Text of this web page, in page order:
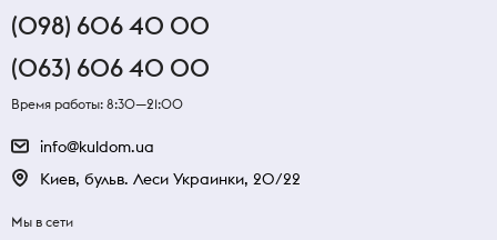
(098) 606 40 00
(063) 606 40 00
Время работы: 8:30—21:00
info@kuldom.ua
Киев, бульв. Леси Украинки, 20/22
Мы в сети